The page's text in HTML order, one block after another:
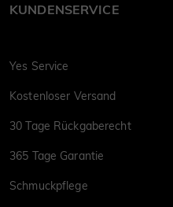
KUNDENSERVICE
Yes Service
Kostenloser Versand
30 Tage Rückgaberecht
365 Tage Garantie
Schmuckpflege